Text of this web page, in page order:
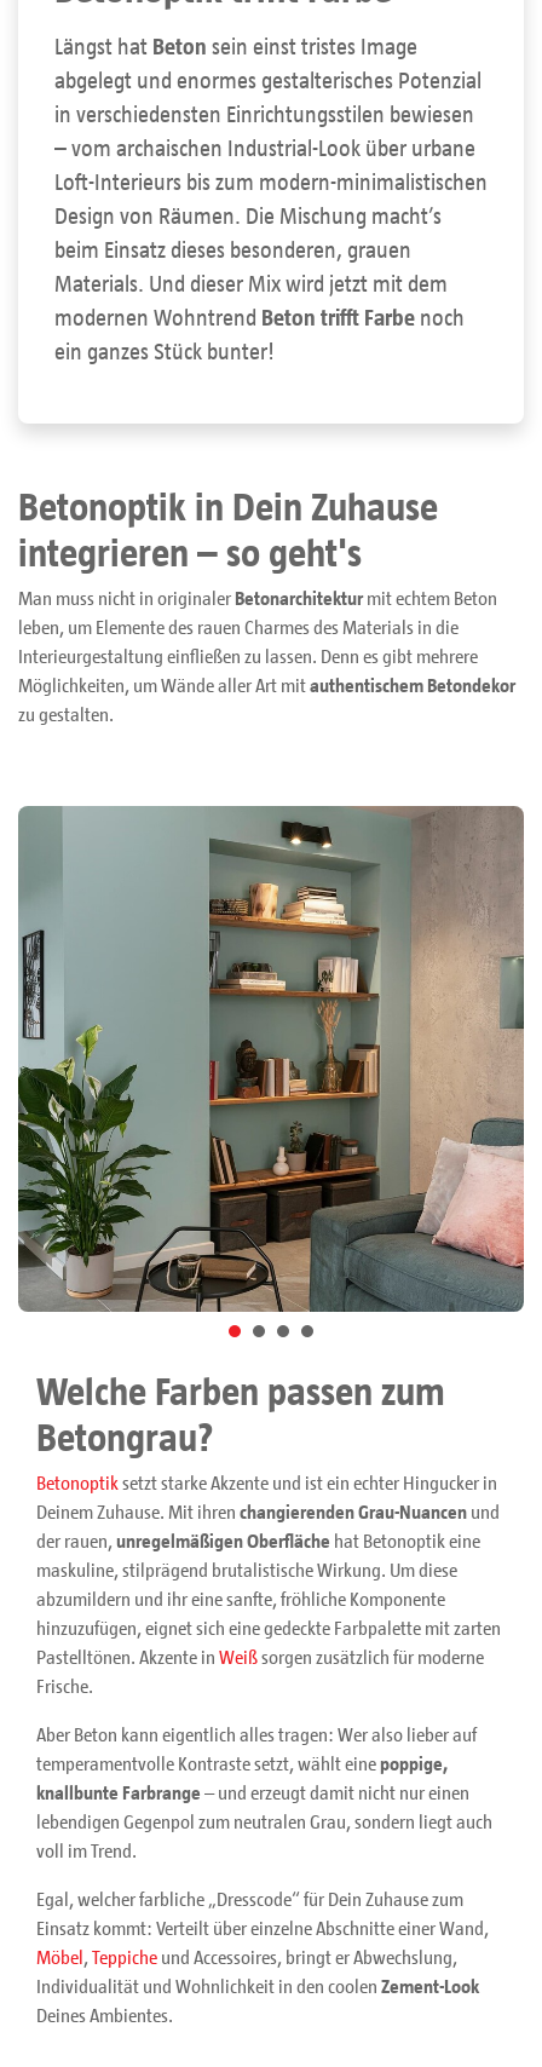
Längst hat Beton sein einst tristes Image
abgelegt und enormes gestalterisches Potenzial
in verschiedensten Einrichtungsstilen bewiesen
– vom archaischen Industrial-Look über urbane
Loft-Interieurs bis zum modern-minimalistischen
Design von Räumen. Die Mischung macht’s
beim Einsatz dieses besonderen, grauen
Materials. Und dieser Mix wird jetzt mit dem
modernen Wohntrend Beton trifft Farbe noch
ein ganzes Stück bunter!
Betonoptik in Dein Zuhause
integrieren – so geht's
Man muss nicht in originaler Betonarchitekturmit echtem Beton
leben, um Elemente des rauen Charmes des Materials in die
Interieurgestaltung einfließen zu lassen. Denn es gibt mehrere
Möglichkeiten, um Wände aller Art mitauthentischem Betondekor
zu gestalten.
Welche Farben passen zum
Betongrau?
Betonoptiksetzt starke Akzente und ist ein echter Hingucker in
Deinem Zuhause. Mit ihren changierenden Grau-Nuancen und
der rauen,unregelmäßigen Oberfläche hat Betonoptik eine
maskuline, stilprägend brutalistische Wirkung. Um diese
abzumildern und ihr eine sanfte, fröhliche Komponente
hinzuzufügen, eignet sich eine gedeckte Farbpalette mit zarten
Pastelltönen. Akzente in Weißsorgen zusätzlich für moderne
Frische.
Aber Beton kann eigentlich alles tragen: Wer also lieber auf
temperamentvolle Kontraste setzt, wählt einepoppige,
knallbunte Farbrange – und erzeugt damit nicht nur einen
lebendigen Gegenpol zum neutralen Grau, sondern liegt auch
voll im Trend.
Egal, welcher farbliche „Dresscode“ für Dein Zuhause zum
Einsatz kommt: Verteilt über einzelne Abschnitte einer Wand,
Möbel,Teppiche und Accessoires, bringt er Abwechslung,
Individualität und Wohnlichkeit in den coolen Zement-Look
Deines Ambientes.